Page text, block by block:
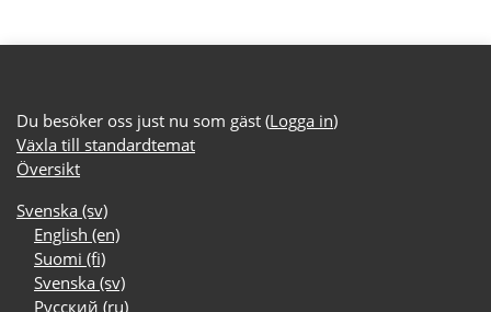
Du besöker oss just nu som gäst (Logga in)
Växla till standardtemat
Översikt
Svenska ‎(sv)‎
English ‎(en)‎
Suomi ‎(fi)‎
Svenska ‎(sv)‎
Русский ‎(ru)‎